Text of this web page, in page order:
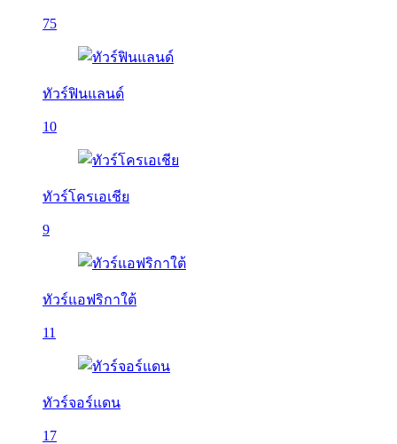
75
ทัวร์ฟินแลนด์
10
ทัวร์โครเอเชีย
9
ทัวร์แอฟริกาใต้
11
ทัวร์จอร์แดน
17